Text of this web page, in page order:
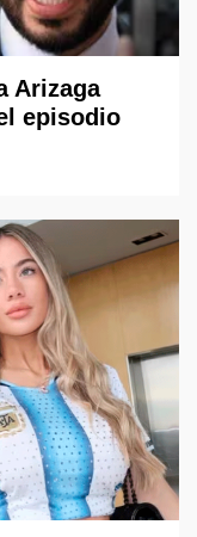
Arizaga
episodio